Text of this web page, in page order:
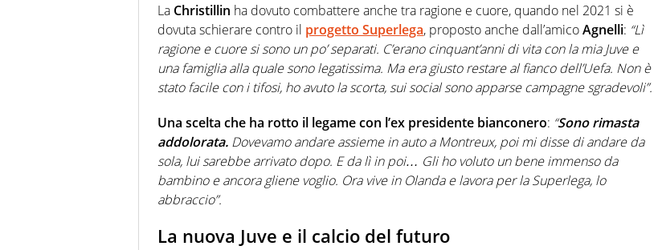
La Christillin ha dovuto combattere anche tra ragione e cuore, quando nel 2021 si è
dovuta schierare contro il progetto Superlega, proposto anche dall’amicoAgnelli: “Lì
ragione e cuore si sono un po’ separati. C’erano cinquant’anni di vita con la mia Juve e
una famiglia alla quale sono legatissima. Ma era giusto restare al fianco dell’Uefa. Non è
stato facile con i tifosi, ho avuto la scorta, sui social sono apparse campagne sgradevoli”.
Una scelta che ha rotto il legame con l’ex presidente bianconero: “Sono rimasta
addolorata. Dovevamo andare assieme in auto a Montreux, poi mi disse di andare da
sola, lui sarebbe arrivato dopo. E da lì in poi… Gli ho voluto un bene immenso da
bambino e ancora gliene voglio. Ora vive in Olanda e lavora per la Superlega, lo
abbraccio”.
La nuova Juve e il calcio del futuro